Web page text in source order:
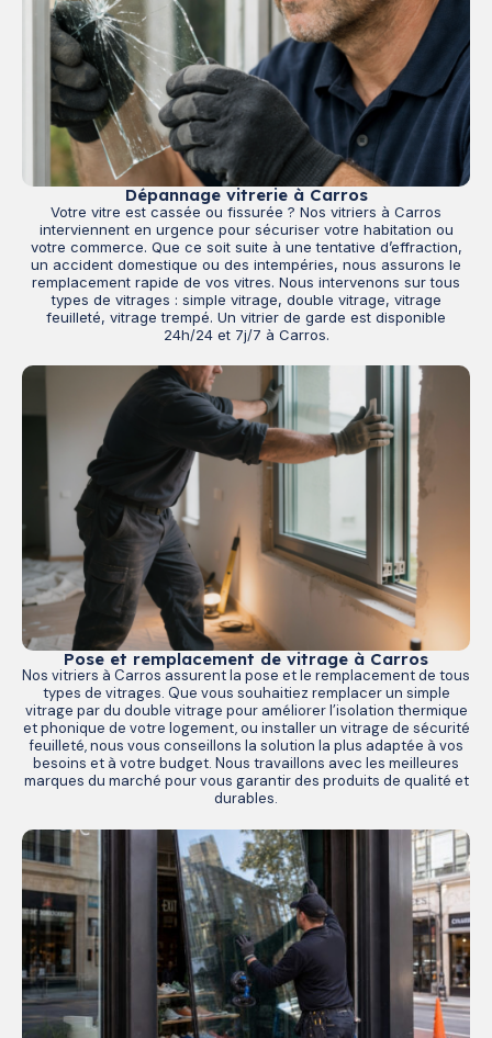
Dépannage vitrerie à Carros
Votre vitre est cassée ou fissurée ? Nos vitriers à Carros
interviennent en urgence pour sécuriser votre habitation ou
votre commerce. Que ce soit suite à une tentative d’effraction,
un accident domestique ou des intempéries, nous assurons le
remplacement rapide de vos vitres. Nous intervenons sur tous
types de vitrages : simple vitrage, double vitrage, vitrage
feuilleté, vitrage trempé. Un vitrier de garde est disponible
24h/24 et 7j/7 à Carros.
Pose et remplacement de vitrage à Carros
Nos vitriers à Carros assurent la pose et le remplacement de tous
types de vitrages. Que vous souhaitiez remplacer un simple
vitrage par du double vitrage pour améliorer l’isolation thermique
et phonique de votre logement, ou installer un vitrage de sécurité
feuilleté, nous vous conseillons la solution la plus adaptée à vos
besoins et à votre budget. Nous travaillons avec les meilleures
marques du marché pour vous garantir des produits de qualité et
durables.